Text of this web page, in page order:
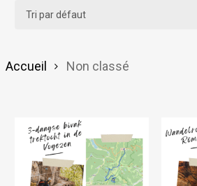
Accueil Non classé